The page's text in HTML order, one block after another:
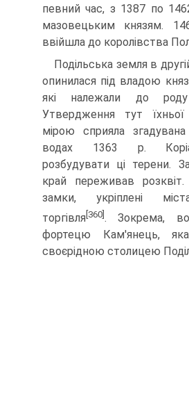
певний час, з 1387 по
мазовецьким князям.
ввійшла до королівства
Подільська земля в
опинилася під владою
які належали до роду
Утвердження тут
мірою сприяла
водах 1363 р.
розбудувати ці терени.
край переживав
замки, укріплені
торгівля [360] . Зокрема,
фортецю Кам'янець,
своєрідною столицею